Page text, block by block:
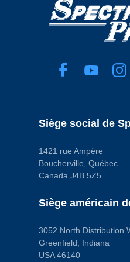
Siège social de
1421 rue Ampère
Boucherville, Québec
Canada J4B 5Z5
Siège américain
3052 North Distribution
Greenfield, Indiana
USA 46140